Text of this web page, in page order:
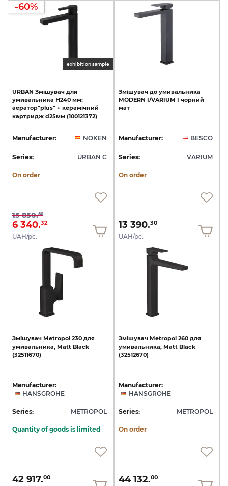
exhibition sample
-60%
URBAN Змішувач для
умивальника Н240 мм:
аератор"plus" + керамічний
картридж d25мм (100121372)
Manufacturer: NOKEN
Series: URBAN C
On order
15 850.80
6 340.32
UAH/pc.
Змішувач до умивальника
MODERN I/VARIUM I чорний
мат
Manufacturer: BESCO
Series: VARIUM
On order
13 390.30
UAH/pc.
Змішувач Metropol 230 для
умивальника, Matt Black
(32511670)
Manufacturer:
HANSGROHE
Series: METROPOL
Quantity of goods is limited
42 917.00
Змішувач Metropol 260 для
умивальника, Matt Black
(32512670)
Manufacturer:
HANSGROHE
Series: METROPOL
On order
44 132.00